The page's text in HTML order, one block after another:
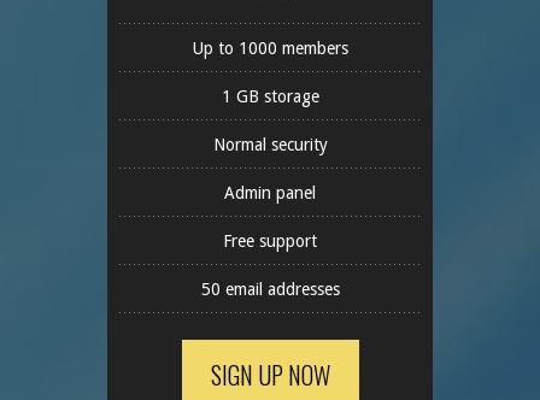
Up to 1000 members
1 GB storage
Normal security
Admin panel
Free support
50 email addresses
SIGN UP NOW